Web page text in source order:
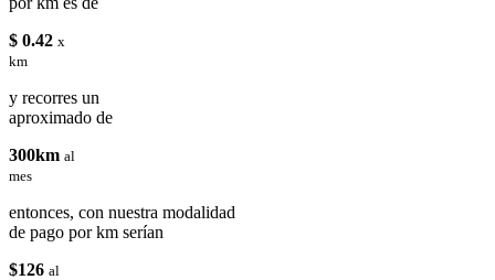
$ 0.42 x
km
y recorres un
aproximado de
300km al
mes
entonces, con nuestra modalidad
de pago por km serían
$126 al